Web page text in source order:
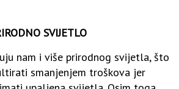
SVIJETLO
nam i više prirodnog svijetla, što
smanjenjem troškova jer